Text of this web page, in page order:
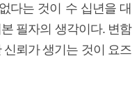
다는 것이 수 십년을 대
필자의 생각이다. 변함
뢰가 생기는 것이 요즈